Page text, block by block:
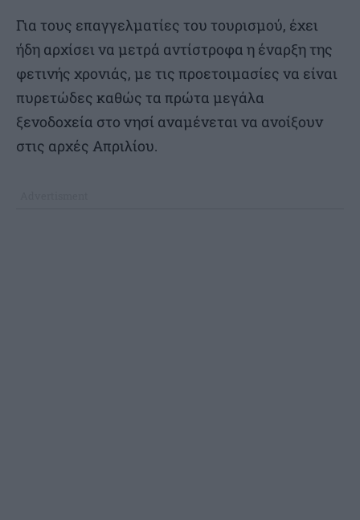
Για τους επαγγελματίες του τουρισμού, έχει
ήδη αρχίσει να μετρά αντίστροφα η έναρξη της
φετινής χρονιάς, με τις προετοιμασίες να είναι
πυρετώδες καθώς τα πρώτα μεγάλα
ξενοδοχεία στο νησί αναμένεται να ανοίξουν
στις αρχές Απριλίου.